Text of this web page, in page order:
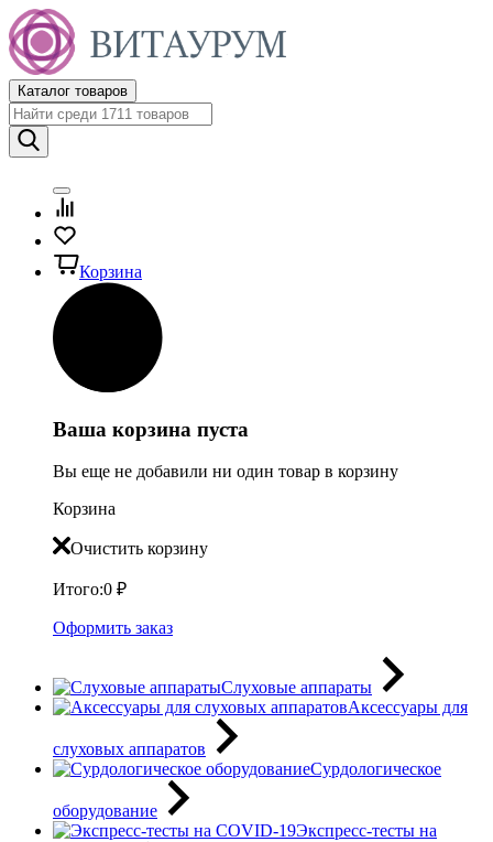
Каталог товаров
Корзина
Ваша корзина пуста
Вы еще не добавили ни один товар в корзину
Корзина
Очистить корзину
Итого:0 ₽
Оформить заказ
Слуховые аппараты
Аксессуары для
слуховых аппаратов
Сурдологическое
оборудование
Экспресс-тесты на